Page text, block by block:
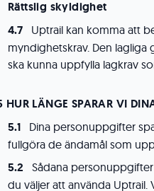
Rättslig skyldighet
Uptrail kan komma att
myndighetskrav. Den
ska kunna uppfylla lagkrav
HUR LÄNGE SPARAR VI
Dina personuppgifter
fullgöra de ändamål som
Sådana
du väljer att använda